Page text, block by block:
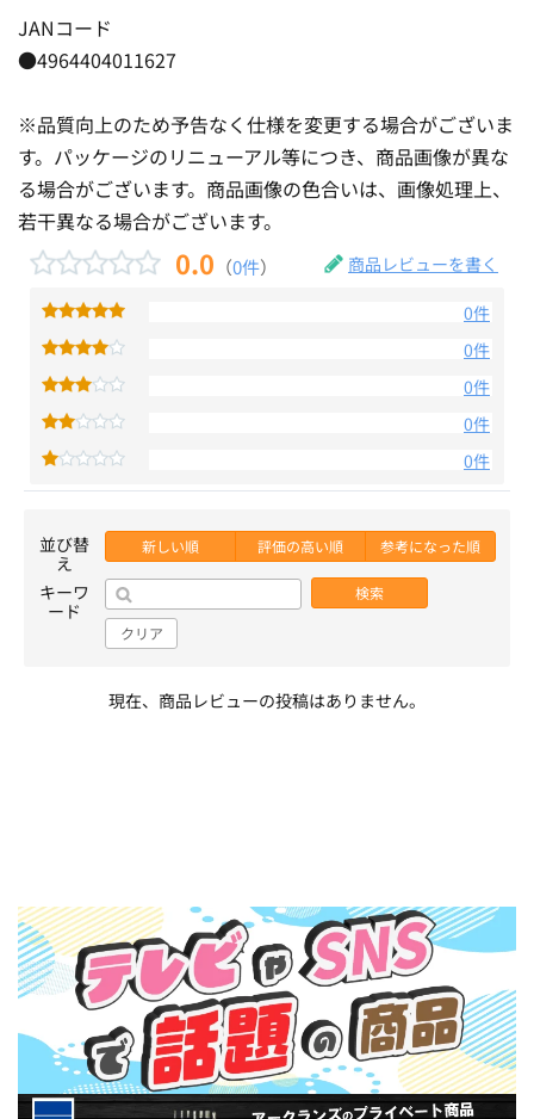
JANコード
●4964404011627
※品質向上のため予告なく仕様を変更する場合がございま
す。パッケージのリニューアル等につき、商品画像が異な
る場合がございます。商品画像の色合いは、画像処理上、
若干異なる場合がございます。
0.0 （0件） 商品レビューを書く
0件
0件
0件
0件
0件
並び替
え
新しい順 評価の高い順 参考になった順
キーワ
ード
検索
クリア
現在、商品レビューの投稿はありません。